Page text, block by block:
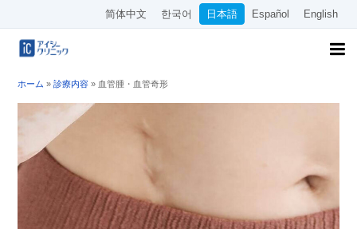
简体中文 한국어 日本語 Español English
ホーム » 診療内容 » 血管腫・血管奇形